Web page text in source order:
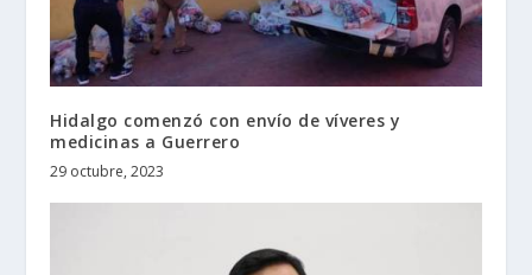
Hidalgo comenzó con envío de víveres y
medicinas a Guerrero
29 octubre, 2023